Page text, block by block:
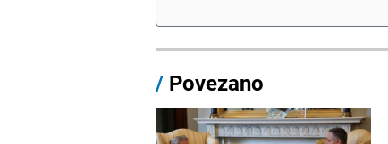
/ Povezano